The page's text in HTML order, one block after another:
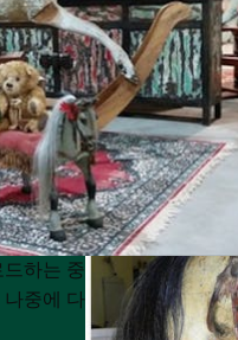
하는 중
나중에 다